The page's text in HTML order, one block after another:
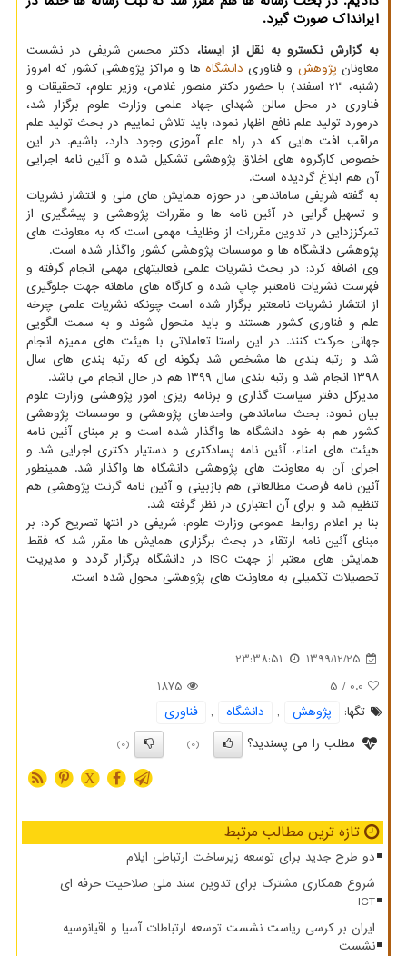
ایرانداک صورت گیرد.
به گزارش نکسترو به نقل از ایسنا، دکتر محسن شریفی در نشست
معاونان پژوهش و فناوری دانشگاه ها و مراکز پژوهشی کشور که امروز
(شنبه، 23 اسفند) با حضور دکتر منصور غلامی، وزیر علوم، تحقیقات و
فناوری در محل سالن شهدای جهاد علمی وزارت علوم برگزار شد،
درمورد تولید علم نافع اظهار نمود: باید تلاش نماییم در بحث تولید علم
مراقب افت هایی که در راه علم آموزی وجود دارد، باشیم. در این
خصوص کارگروه های اخلاق پژوهشی تشکیل شده و آئین نامه اجرایی
آن هم ابلاغ گردیده است.
به گفته شریفی ساماندهی در حوزه همایش های ملی و انتشار نشریات
و تسهیل گرایی در آئین نامه ها و مقررات پژوهشی و پیشگیری از
تمرکززدایی در تدوین مقررات از وظایف مهمی است که به معاونت های
پژوهشی دانشگاه ها و موسسات پژوهشی کشور واگذار شده است.
وی اضافه کرد: در بحث نشریات علمی فعالیتهای مهمی انجام گرفته و
فهرست نشریات نامعتبر چاپ شده و کارگاه های ماهانه جهت جلوگیری
از انتشار نشریات نامعتبر برگزار شده است چونکه نشریات علمی چرخه
علم و فناوری کشور هستند و باید متحول شوند و به سمت الگویی
جهانی حرکت کنند. در این راستا تعاملاتی با هیئت های ممیزه انجام
شد و رتبه بندی ها مشخص شد بگونه ای که رتبه بندی های سال
۱۳۹۸ انجام شد و رتبه بندی سال ۱۳۹۹ هم در حال انجام می باشد.
مدیرکل دفتر سیاست گذاری و برنامه ریزی امور پژوهشی وزارت علوم
بیان نمود: بحث ساماندهی واحدهای پژوهشی و موسسات پژوهشی
کشور هم به خود دانشگاه ها واگذار شده است و بر مبنای آئین نامه
هیئت های امناء، آئین نامه پسادکتری و دستیار دکتری اجرایی شد و
اجرای آن به معاونت های پژوهشی دانشگاه ها واگذار شد. همینطور
آئین نامه فرصت مطالعاتی هم بازبینی و آئین نامه گرنت پژوهشی هم
تنظیم شد و برای آن اعتباری در نظر گرفته شد.
بنا بر اعلام روابط عمومی وزارت علوم، شریفی در انتها تصریح کرد: بر
مبنای آئین نامه ارتقاء در بحث برگزاری همایش ها مقرر شد که فقط
همایش های معتبر از جهت ISC در دانشگاه برگزار گردد و مدیریت
تحصیلات تکمیلی به معاونت های پژوهشی محول شده است.
1399/12/25
23:38:51
0.0
/ 5
1875
تگها:
پژوهش , دانشگاه ,
فناوری
مطلب را می پسندید؟
(0)
(0)
X
تازه ترین مطالب مرتبط
دو طرح جدید برای توسعه زیرساخت ارتباطی ایلام
شروع همکاری مشترک برای تدوین سند ملی صلاحیت حرفه ای
ICT
ایران بر کرسی ریاست نشست توسعه ارتباطات آسیا و اقیانوسیه
نشست